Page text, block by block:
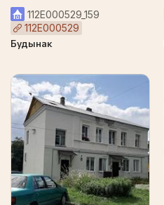
112Е000529_159
112Е000529
Будынак